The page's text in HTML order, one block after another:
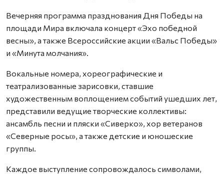
Вечерняя программа празднования Дня Победы на
площади Мира включала концерт «Эхо победной
весны», а также Всероссийские акции «Вальс Победы»
и «Минута молчания».
Вокальные номера, хореографические и
театрализованные зарисовки, ставшие
художественным воплощением событий ушедших лет,
представили ведущие творческие коллективы:
ансамбль песни и пляски «Сиверко», хор ветеранов
«Северные росы», а также детские и юношеские
группы.
Каждое выступление сопровождалось символами,